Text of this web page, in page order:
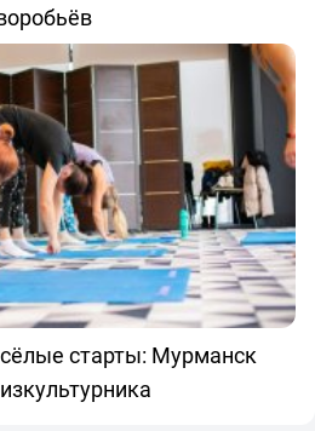
старты: Мурманск